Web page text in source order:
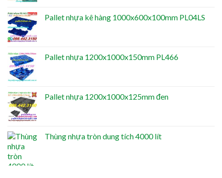
Pallet nhựa kê hàng 1000x600x100mm PL04LS
Pallet nhựa 1200x1000x150mm PL466
Pallet nhựa 1200x1000x125mm đen
Thùng nhựa tròn dung tích 4000 lít